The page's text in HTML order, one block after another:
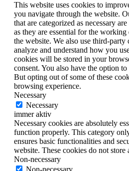
This website uses cookies to
you navigate through the website.
that are categorized as necessary
as they are essential for the
the website. We also use third-party
analyze and understand how you
cookies will be stored in your
consent. You also have the option
But opting out of some of these
browsing experience.
Necessary
Necessary
immer aktiv
Necessary cookies are absolutely
function properly. This category
ensures basic functionalities and
website. These cookies do not
Non-necessary